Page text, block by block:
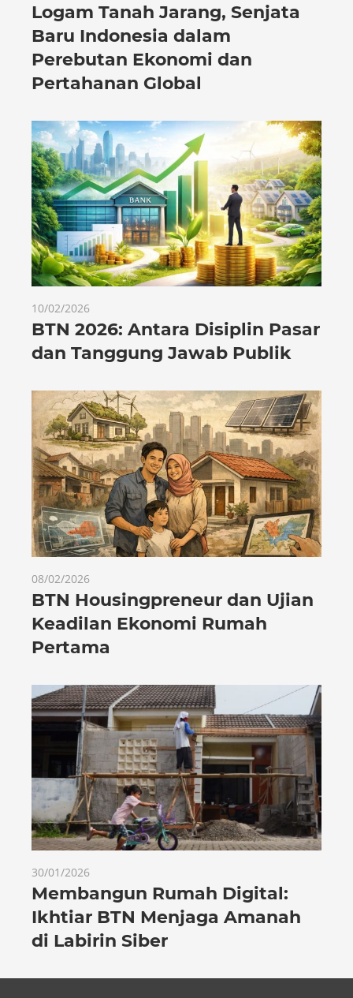
Logam Tanah Jarang, Senjata
Baru Indonesia dalam
Perebutan Ekonomi dan
Pertahanan Global
10/02/2026
BTN 2026: Antara Disiplin Pasar
dan Tanggung Jawab Publik
08/02/2026
BTN Housingpreneur dan Ujian
Keadilan Ekonomi Rumah
Pertama
30/01/2026
Membangun Rumah Digital:
Ikhtiar BTN Menjaga Amanah
di Labirin Siber